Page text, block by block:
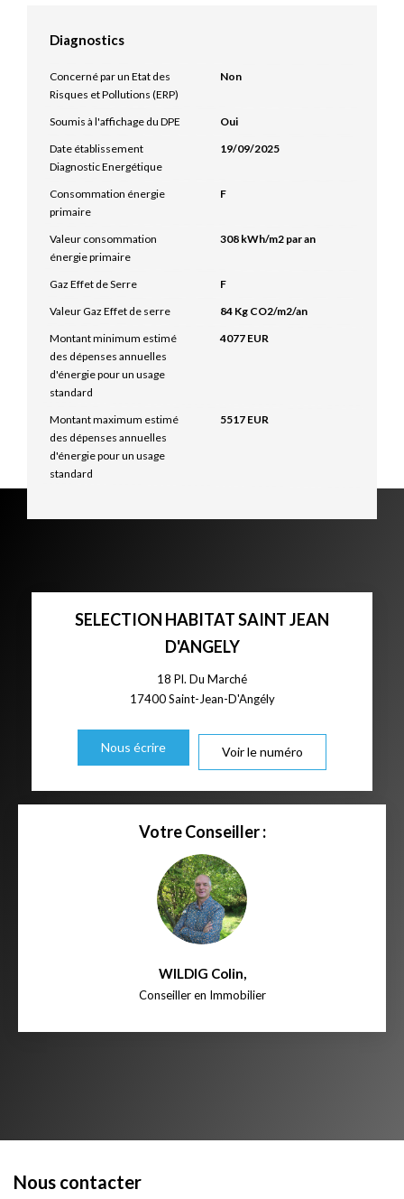
Diagnostics
Concerné par un Etat des
Risques et Pollutions (ERP)
Non
Soumis à l'affichage du DPE
Oui
Date établissement
Diagnostic Energétique
19/09/2025
Consommation énergie
primaire
F
Valeur consommation
énergie primaire
308 kWh/m2 par an
Gaz Effet de Serre
F
Valeur Gaz Effet de serre
84 Kg CO2/m2/an
Montant minimum estimé
des dépenses annuelles
d'énergie pour un usage
standard
4077 EUR
Montant maximum estimé
des dépenses annuelles
d'énergie pour un usage
standard
5517 EUR
SELECTION HABITAT SAINT JEAN
D'ANGELY
18 Pl. Du Marché
17400Saint-Jean-D'Angély
Nous écrire Voir le numéro
Votre Conseiller :
WILDIG Colin,
Conseiller en Immobilier
Nous contacter